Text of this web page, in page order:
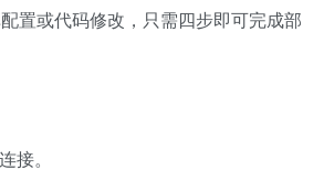
置或代码修改，只需四步即可完成部
接。